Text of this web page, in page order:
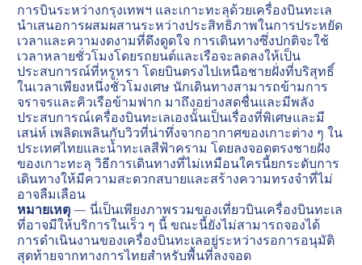
การบินระหว่างกรุงเทพฯ และเกาะทะลุด้วยเครื่องบินทะเล
นำเสนอการผสมผสานระหว่างประสิทธิภาพในการประหยัด
เวลาและความงดงามที่ดึงดูดใจ การเดินทางซึ่งปกติจะใช้
เวลาหลายชั่วโมงโดยรถยนต์และเรือจะลดลงให้เป็น
ประสบการณ์ที่หรูหรา โดยบินตรงไปเหนือชายฝั่งที่บริสุทธิ์
ในเวลาเพียงหนึ่งชั่วโมงเศษ นักเดินทางสามารถข้ามการ
จราจรและคิวเรือข้ามฟาก มาถึงอย่างสดชื่นและมีพลัง
ประสบการณ์เครื่องบินทะเลเองนั้นเป็นเรื่องที่พิเศษและมี
เสน่ห์ เพลิดเพลินกับวิวที่น่าทึ่งจากอากาศของเกาะต่าง ๆ ใน
ประเทศไทยและน้ำทะเลสีฟ้าคราม โดยลงจอดตรงชายฝั่ง
ของเกาะทะลุ วิธีการเดินทางที่ไม่เหมือนใครนี้ยกระดับการ
เดินทางให้มีความสะดวกสบายและสร้างความทรงจำที่ไม่
อาจลืมเลือน
หมายเหตุ— นี่เป็นเพียงภาพรวมของเที่ยวบินเครื่องบินทะเล
ที่อาจมีให้บริการในเร็ว ๆ นี้ ขณะนี้ยังไม่สามารถจองได้
การดำเนินงานของเครื่องบินทะเลอยู่ระหว่างรอการอนุมัติ
สุดท้ายจากทางการไทยสำหรับพื้นที่ลงจอด